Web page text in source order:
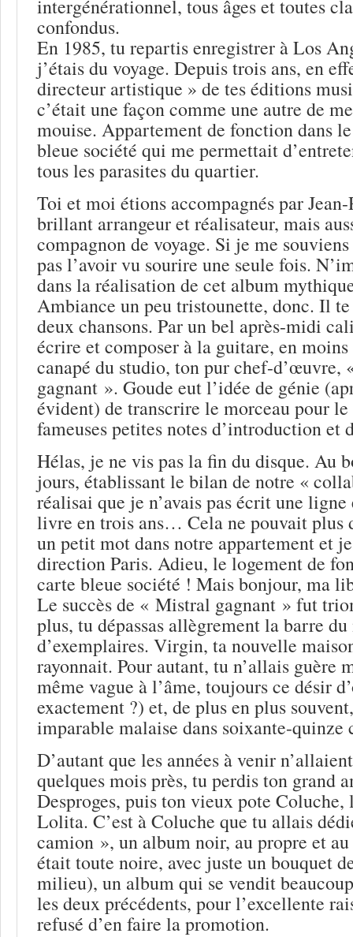
intergénérationnel, tous âges et toutes
confondus.
En 1985, tu repartis enregistrer à Los
j’étais du voyage. Depuis trois ans, en
directeur artistique » de tes éditions
c’était une façon comme une autre de
mouise. Appartement de fonction dans
bleue société qui me permettait
tous les parasites du quartier.
Toi et moi étions accompagnés par
brillant arrangeur et réalisateur, mais
compagnon de voyage. Si je me
pas l’avoir vu sourire une seule fois.
dans la réalisation de cet album
Ambiance un peu tristounette, donc. Il
deux chansons. Par un bel après-midi
écrire et composer à la guitare, en moins
canapé du studio, ton pur chef-d’œuvre,
gagnant ». Goude eut l’idée de génie
évident) de transcrire le morceau pour
fameuses petites notes d’introduction et
Hélas, je ne vis pas la fin du disque. Au
jours, établissant le bilan de notre «
réalisai que je n’avais pas écrit une
livre en trois ans… Cela ne pouvait plus
un petit mot dans notre appartement et
direction Paris. Adieu, le logement de
carte bleue société ! Mais bonjour, ma
Le succès de « Mistral gagnant » fut
plus, tu dépassas allègrement la barre
d’exemplaires. Virgin, ta nouvelle
rayonnait. Pour autant, tu n’allais guère
même vague à l’âme, toujours ce désir
exactement ?) et, de plus en plus
imparable malaise dans soixante-
D’autant que les années à venir
quelques mois près, tu perdis ton grand
Desproges, puis ton vieux pote Coluche,
Lolita. C’est à Coluche que tu allais
camion », un album noir, au propre et
était toute noire, avec juste un bouquet
milieu), un album qui se vendit
les deux précédents, pour l’excellente
refusé d’en faire la promotion.